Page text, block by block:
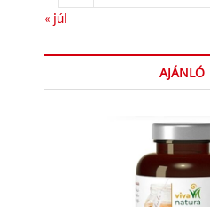
« júl
AJÁNLÓ